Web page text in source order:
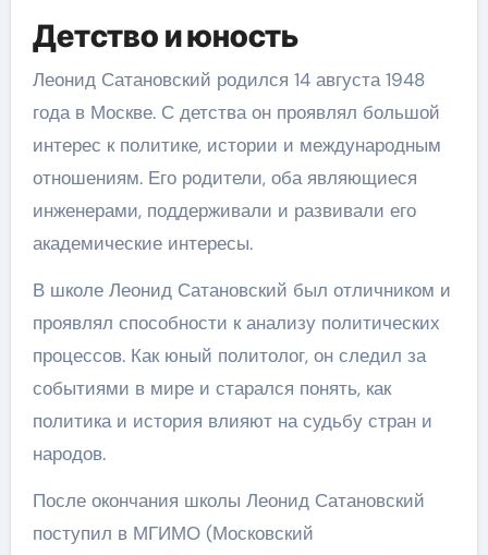
Детство и юность
Леонид Сатановский родился 14 августа 1948
года в Москве. С детства он проявлял большой
интерес к политике, истории и международным
отношениям. Его родители, оба являющиеся
инженерами, поддерживали и развивали его
академические интересы.
В школе Леонид Сатановский был отличником и
проявлял способности к анализу политических
процессов. Как юный политолог, он следил за
событиями в мире и старался понять, как
политика и история влияют на судьбу стран и
народов.
После окончания школы Леонид Сатановский
поступил в МГИМО (Московский